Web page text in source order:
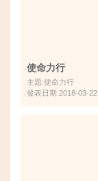
使命力行
主題:使命力行
發表日期:2018-03-22